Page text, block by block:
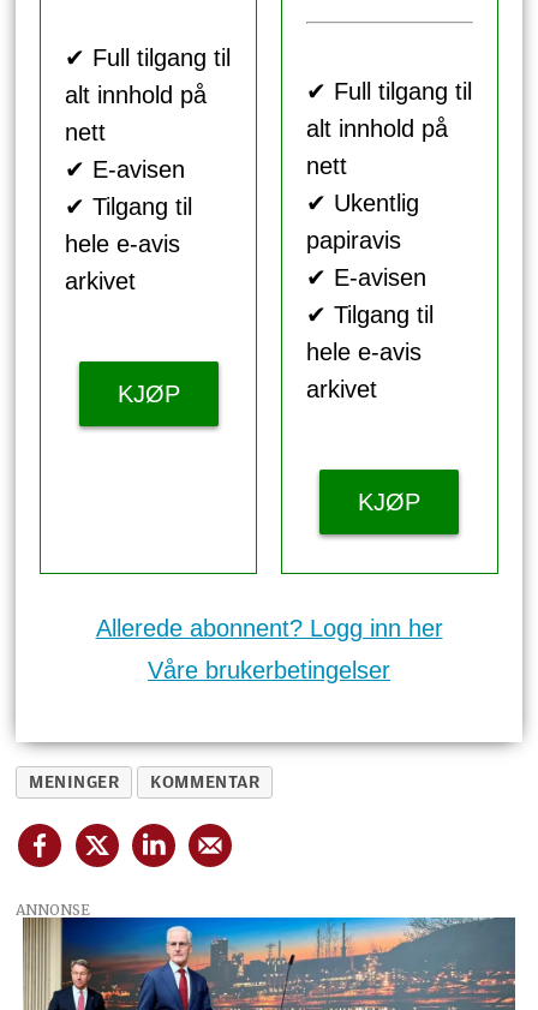
✔ Full tilgang til
alt innhold på
nett
✔ E-avisen
✔ Tilgang til
hele e-avis
arkivet
KJØP
✔ Full tilgang til
alt innhold på
nett
✔ Ukentlig
papiravis
✔ E-avisen
✔ Tilgang til
hele e-avis
arkivet
KJØP
Allerede abonnent? Logg inn her
Våre brukerbetingelser
MENINGER KOMMENTAR
ANNONSE